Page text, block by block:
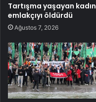
Tartışma yaşayan kadın
emlakçıyı öldürdü
Ağustos 7, 2026